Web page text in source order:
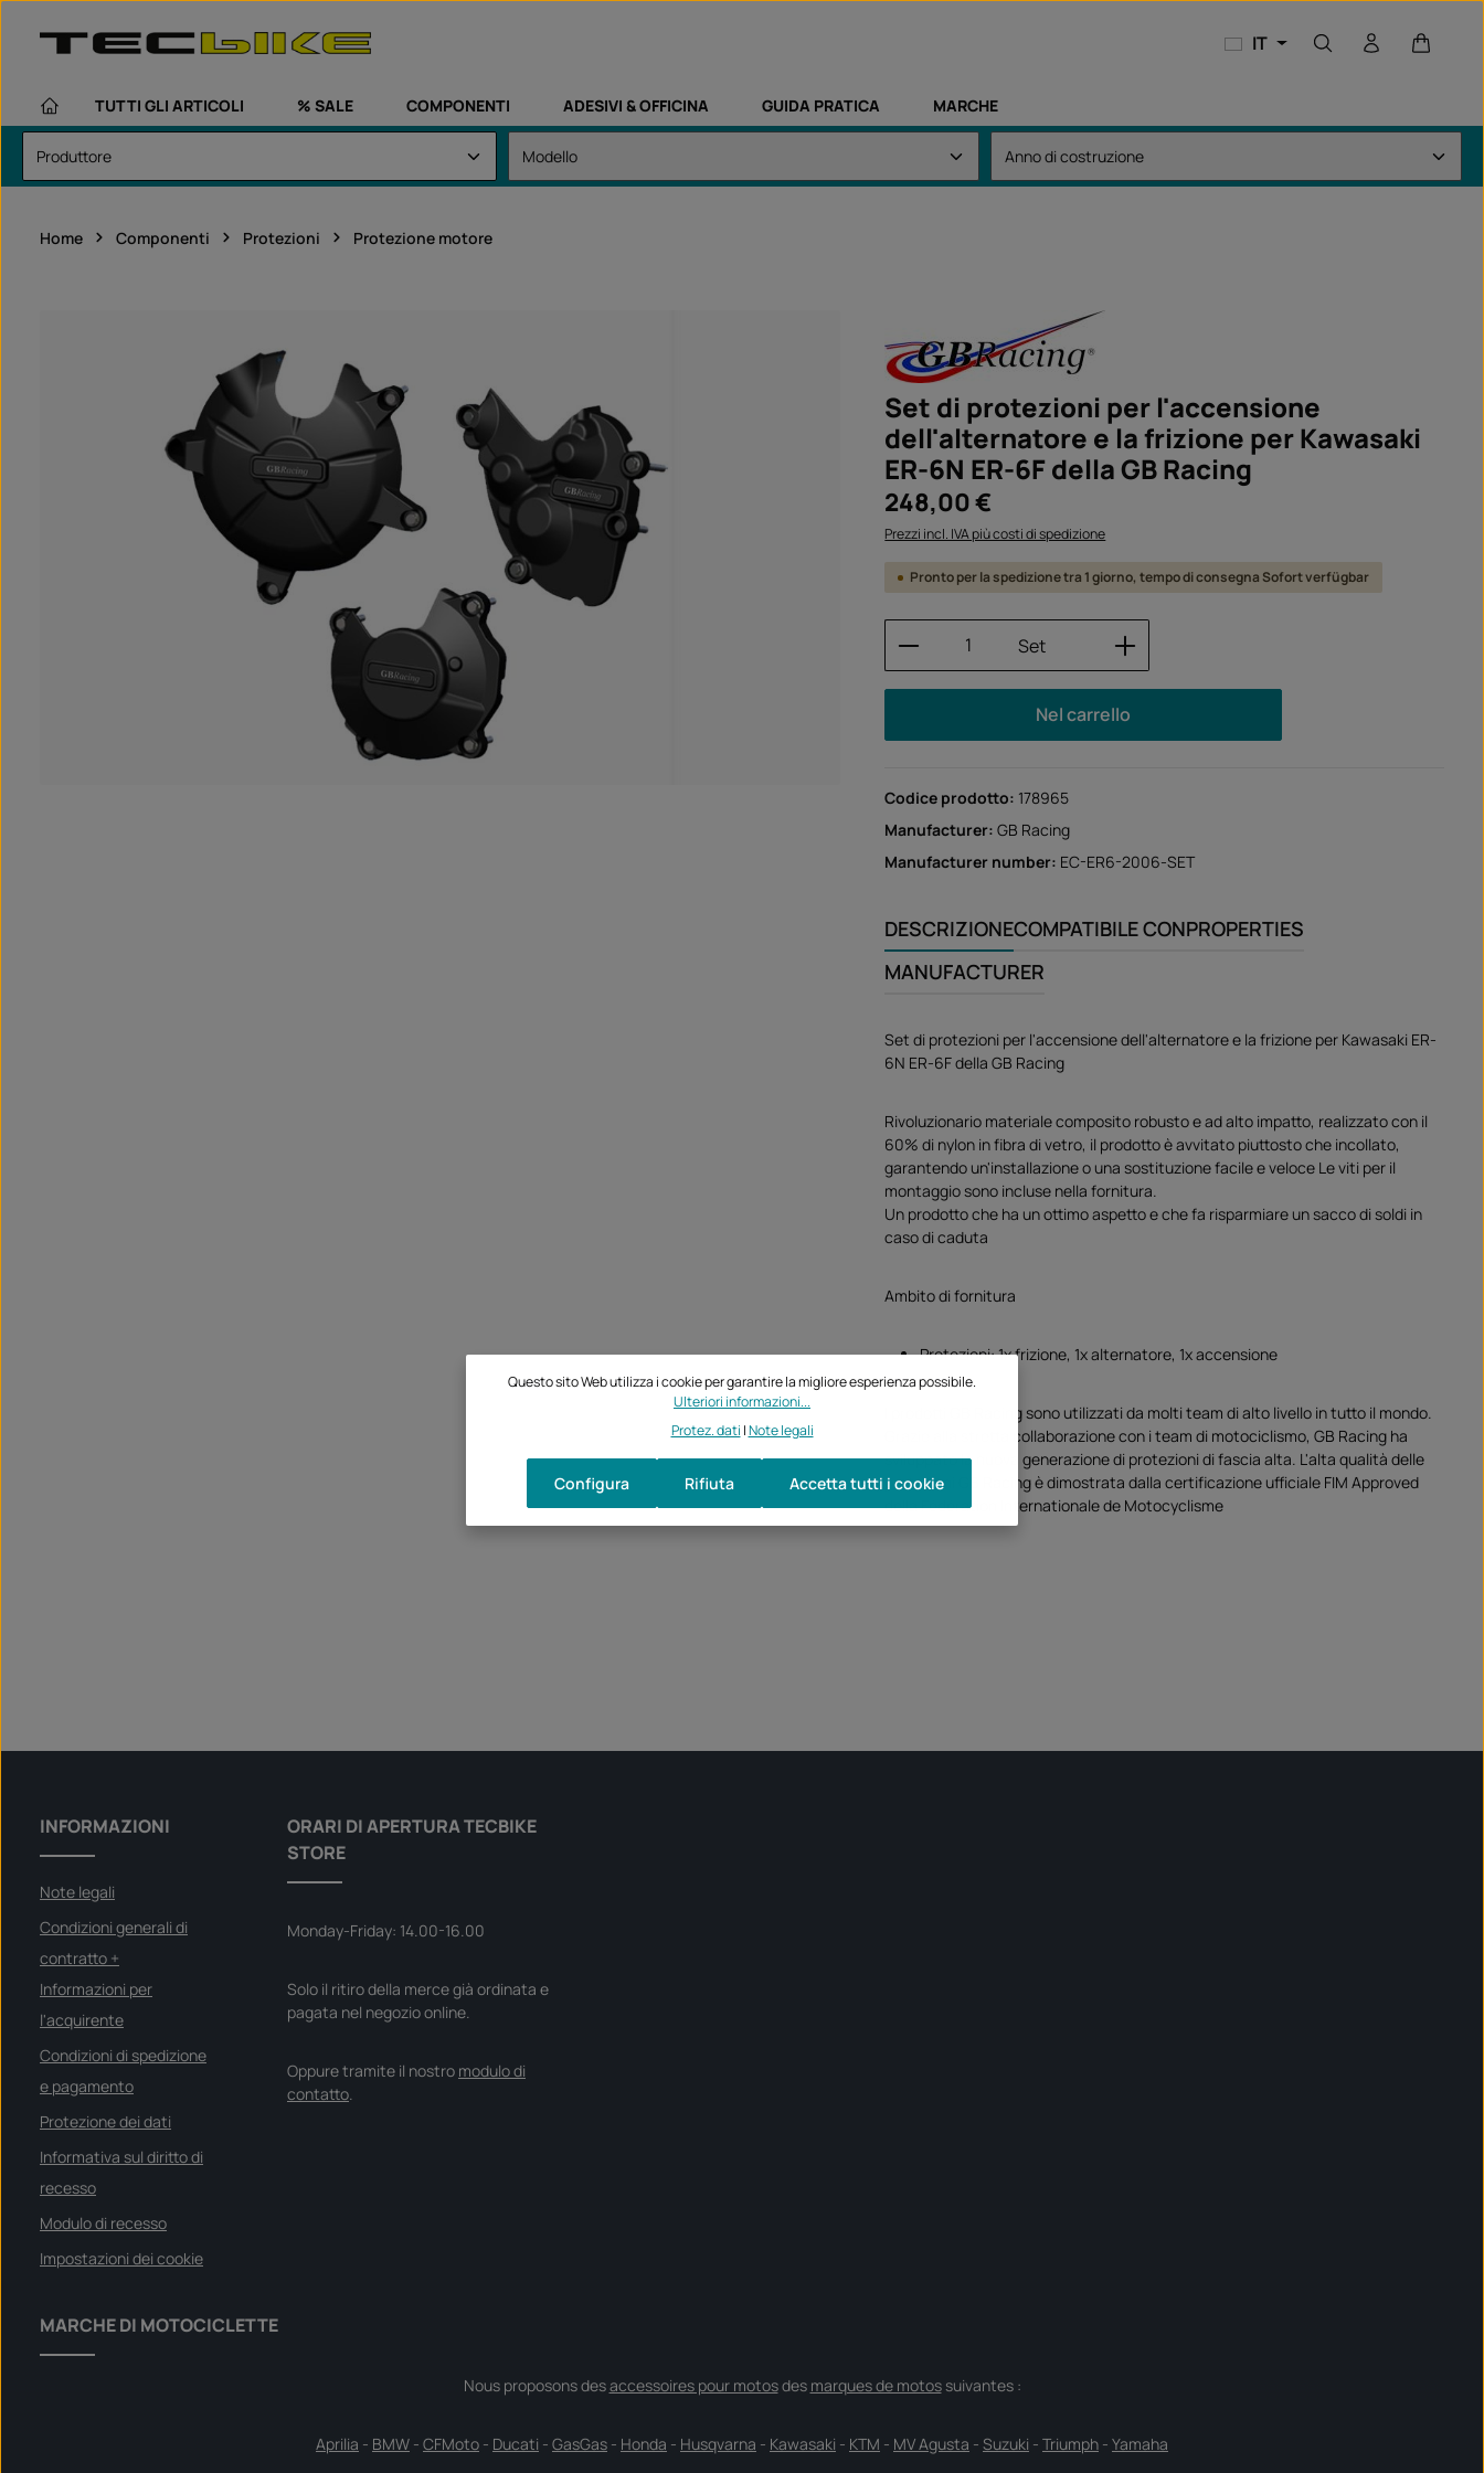
IT Il
TUTTI GLI ARTICOLI % SALE COMPONENTI ADESIVI & OFFICINA GUIDA PRATICA MARCHE
Home Componenti Protezioni Protezione motore
Set di protezioni per l'accensione
dell'alternatore e la frizione per Kawasaki
ER-6N ER-6F della GB Racing
Prezzo normale:
248,00 €
Prezzi incl. IVA più costi di spedizione
Pronto per la spedizione tra 1 giorno, tempo di consegna Sofort verfügbar
Quantità del prodotto: inserisci la quantità
Set
Nel carrello
Codice prodotto: 178965
Manufacturer:GB Racing
Manufacturer number: EC-ER6-2006-SET
DESCRIZIONECOMPATIBILE CONPROPERTIES
MANUFACTURER
Set di protezioni per l'accensione dell'alternatore e la frizione per Kawasaki ER-
6N ER-6F della GB Racing
Rivoluzionario materiale composito robusto e ad alto impatto, realizzato con il
60% di nylon in fibra di vetro, il prodotto è avvitato piuttosto che incollato,
garantendo un'installazione o una sostituzione facile e veloce Le viti per il
montaggio sono incluse nella fornitura.
Un prodotto che ha un ottimo aspetto e che fa risparmiare un sacco di soldi in
caso di caduta
Ambito di fornitura
Protezioni: 1x frizione, 1x alternatore, 1x accensione
I prodotti GB Racing sono utilizzati da molti team di alto livello in tutto il mondo.
Grazie alla stretta collaborazione con i team di motociclismo, GB Racing ha
sviluppato la nuova generazione di protezioni di fascia alta. L'alta qualità delle
protezioni GB Racing è dimostrata dalla certificazione ufficiale FIM Approved
della Fédération Internationale de Motocyclisme
INFORMAZIONI
Note legali
Condizioni generali di
contratto +
Informazioni per
l'acquirente
Condizioni di spedizione
e pagamento
Protezione dei dati
Informativa sul diritto di
recesso
Modulo di recesso
Impostazioni dei cookie
ORARI DI APERTURA TECBIKE
STORE
Monday-Friday: 14.00-16.00
Solo il ritiro della merce già ordinata e
pagata nel negozio online.
Oppure tramite il nostro modulo di
contatto.
MARCHE DI MOTOCICLETTE
Nous proposons desaccessoires pour motosdes marques de motossuivantes :
Aprilia - BMW - CFMoto - Ducati - GasGas - Honda - Husqvarna - Kawasaki - KTM - MV Agusta - Suzuki - Triumph - Yamaha
Questo sito Web utilizza i cookie per garantire la migliore esperienza possibile.
Ulteriori informazioni...
Protez. dati |Note legali
Rifiuta
Configura Accetta tutti i cookie